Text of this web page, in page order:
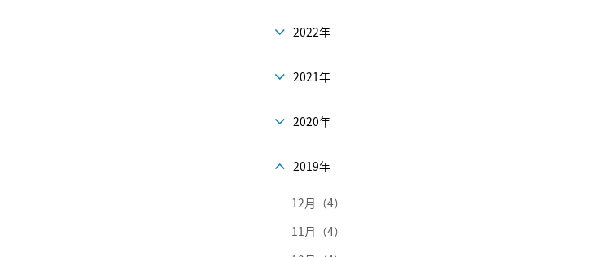
2022年
2021年
2020年
2019年
12月（4）
11月（4）